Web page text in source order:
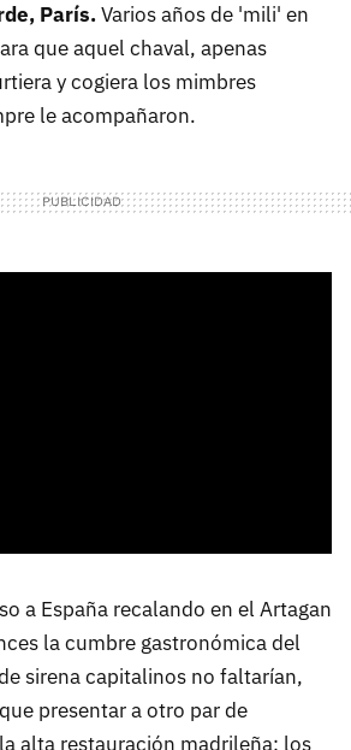
París.Varios años de 'mili' en
que aquel chaval, apenas
y cogiera los mimbres
le acompañaron.
a España recalando en el Artagan
la cumbre gastronómica del
sirena capitalinos no faltarían,
presentar a otro par de
alta restauración madrileña: los